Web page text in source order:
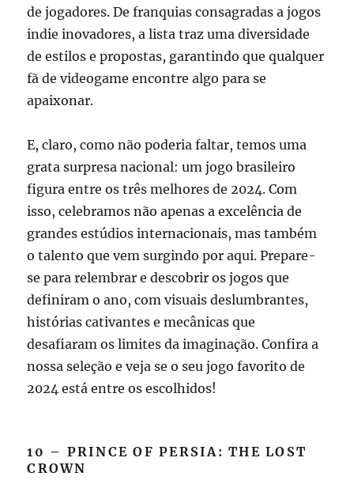
de jogadores. De franquias consagradas a jogos
indie inovadores, a lista traz uma diversidade
de estilos e propostas, garantindo que qualquer
fã de videogame encontre algo para se
apaixonar.
E, claro, como não poderia faltar, temos uma
grata surpresa nacional: um jogo brasileiro
figura entre os três melhores de 2024. Com
isso, celebramos não apenas a excelência de
grandes estúdios internacionais, mas também
o talento que vem surgindo por aqui. Prepare-
se para relembrar e descobrir os jogos que
definiram o ano, com visuais deslumbrantes,
histórias cativantes e mecânicas que
desafiaram os limites da imaginação. Confira a
nossa seleção e veja se o seu jogo favorito de
2024 está entre os escolhidos!
10 – PRINCE OF PERSIA: THE LOST
CROWN